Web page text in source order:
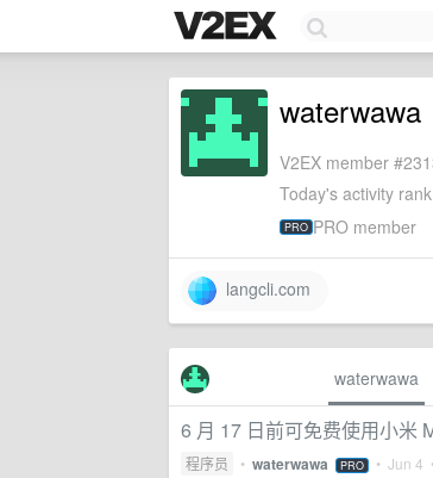
waterwawa
V2EX member
Today's activity rank
PRO PRO member
langcli.com
waterwawa
6 月 17 日前可免费使用小米
程序员 • waterwawa PRO • Jun 4